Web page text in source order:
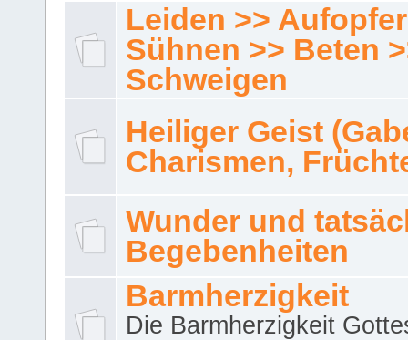
Leiden >>
Sühnen >> Beten
Schweigen
Heiliger Geist
Charismen,
Wunder und
Begebenheiten
Barmherzigkeit
Die Barmherzigkeit